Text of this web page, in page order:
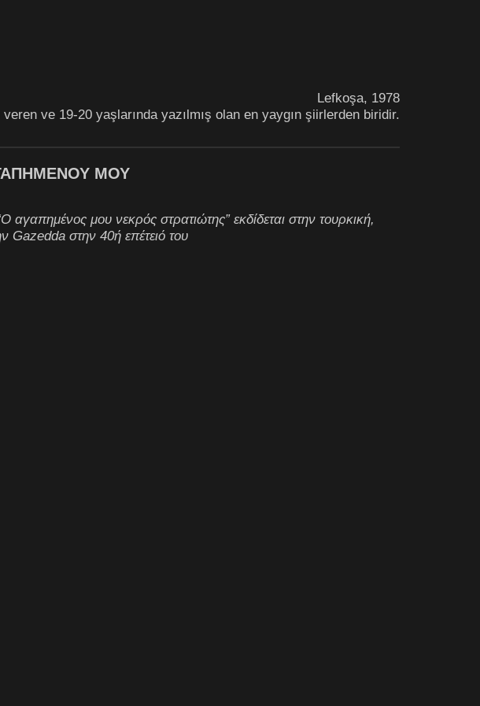
Lefkoşa, 1978
veren ve 19-20 yaşlarında yazılmış olan en yaygın şiirlerden biridir.
ΜΟΥ
μου νεκρός στρατιώτης” εκδίδεται στην τουρκική,
Gazedda στην 40ή επέτειό του